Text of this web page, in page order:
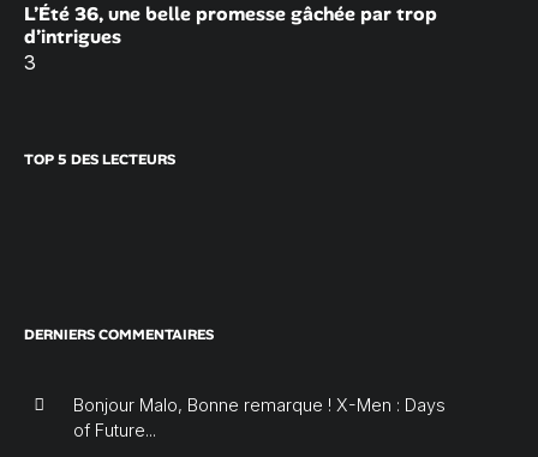
L’Été 36, une belle promesse gâchée par trop
d’intrigues
3
TOP 5 DES LECTEURS
DERNIERS COMMENTAIRES
Bonjour Malo, Bonne remarque ! X-Men : Days
of Future...